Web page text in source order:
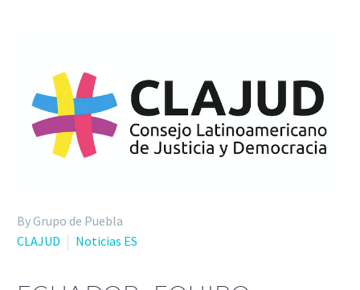
By Grupo de Puebla
CLAJUD
Noticias ES